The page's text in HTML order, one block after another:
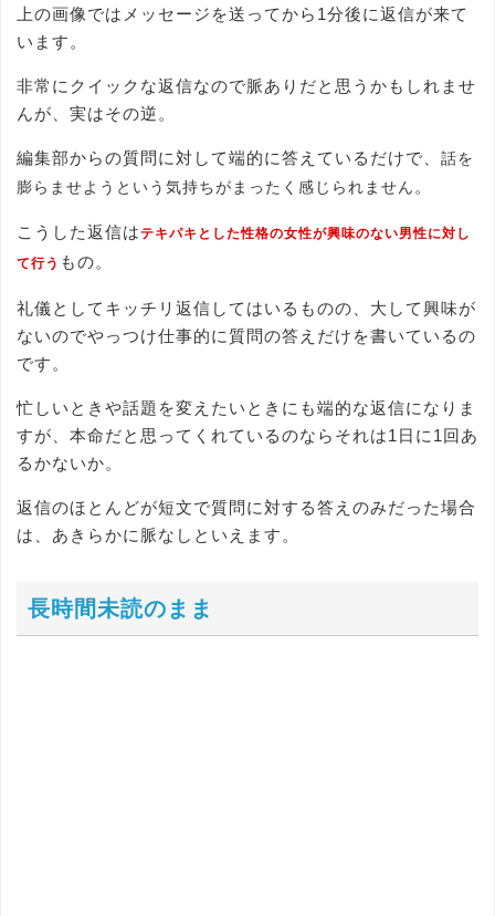
上の画像ではメッセージを送ってから1分後に返信が来て
います。
非常にクイックな返信なので脈ありだと思うかもしれませ
んが、実はその逆。
編集部からの質問に対して端的に答えているだけで、 話を
膨らませようという気持ちがまったく感じられません 。
こうした返信はテキパキとした性格の女性が興味のない男性に対し
て行う もの。
礼儀としてキッチリ返信してはいるものの、大して興味が
ないのでやっつけ仕事的に質問の答えだけを書いているの
です。
忙しいときや話題を変えたいときにも端的な返信になりま
すが、本命だと思ってくれているのならそれは1日に1回あ
るかないか。
返信のほとんどが短文で質問に対する答えのみだった場合
は、あきらかに脈なしといえます。
長時間未読のまま